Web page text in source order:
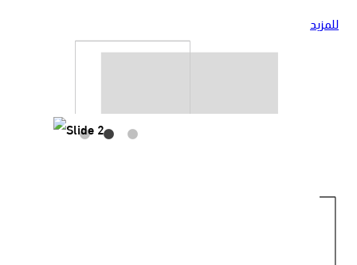
للمزيد